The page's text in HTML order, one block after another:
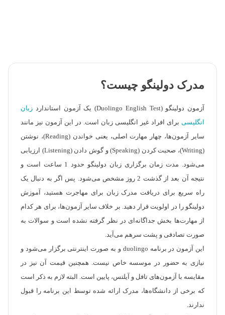
مدرک دولینگو چیست؟
آزمون دولینگو (Duolingo English Test) یک آزمون استاندارد
زبان
انگلیسی برای افراد غیر انگلیسی زبان است. در این آزمون نیز مانند
سایر آزمون‌ها، چهار مهارت اصلی، یعنی خواندن (Reading)، نوشتن
(Writing)، صحبت کردن (Speaking) و گوش دادن (Listening) ارزیابی
می‌شود. مدت زمان برگزاری زبان دولینگو حدود 1 ساعت است و
نتیجه آن بعد از گذشت 2 روز مشخص می‌شود. پس اگر به دنبال یک
راه سریع برای دریافت مدرک زبان برای مهاجرت هستید، آموزش
دولینگو را در اولویت قرار دهید. بر خلاف سایر آزمون‌ها، برای هر کدام
از مهارت‌ها بخش جداگانه‌ای در نظر گرفته نشده است و سوالات به
صورت تصادفی و پشت سرهم می‌آید.
این آزمون در برنامه duolingo و به صورت اینترنتی برگزار می‌شود و
نیازی به حضور در موسسه خاص نیست. همچنین قیمت آن نیز در
مقایسه با آزمون‌های تافل و آیلتس، پایین است. البته لازم به ذکر است
که برخی از دانشگاه‌ها، مدرک ارائه شده توسط این برنامه را قبول
ندارند.